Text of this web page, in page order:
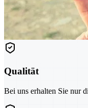
Qualität
Bei uns erhalten Sie nur